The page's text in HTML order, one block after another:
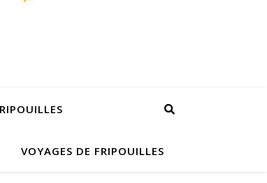
VOYAGES DE FRIPOUILLES